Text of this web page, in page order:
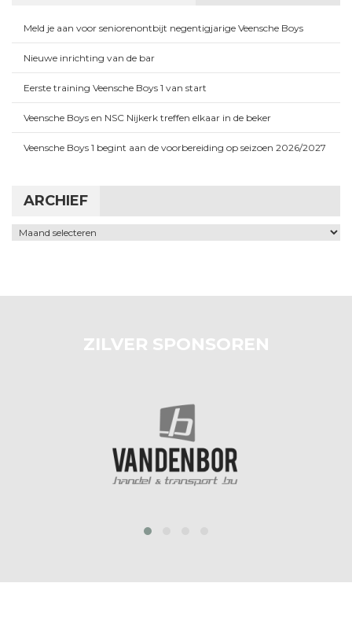
Meld je aan voor seniorenontbijt negentigjarige Veensche Boys
Nieuwe inrichting van de bar
Eerste training Veensche Boys 1 van start
Veensche Boys en NSC Nijkerk treffen elkaar in de beker
Veensche Boys 1 begint aan de voorbereiding op seizoen 2026/2027
ARCHIEF
Archief
ZILVER SPONSOREN
prev